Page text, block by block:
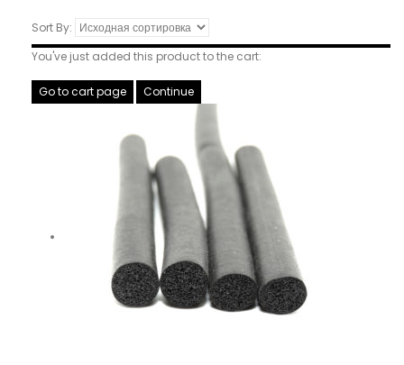
Sort By:
You've just added this product to the cart:
Go to cart page Continue